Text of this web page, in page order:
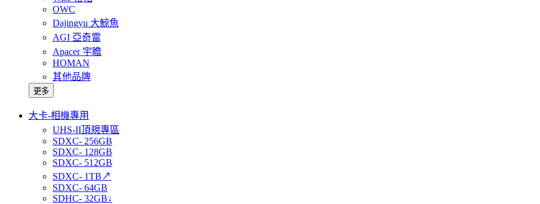
OWC
Dajingyu 大鯨魚
AGI 亞奇雷
Apacer 宇瞻
HOMAN
其他品牌
更多
大卡-相機專用
UHS-II頂規專區
SDXC- 256GB
SDXC- 128GB
SDXC- 512GB
SDXC- 1TB↗
SDXC- 64GB
SDHC- 32GB↓